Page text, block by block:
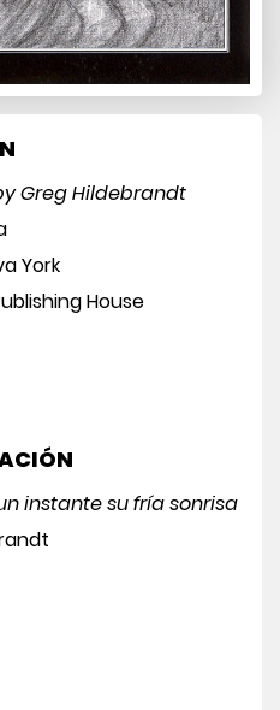
Greg Hildebrandt
York
House
instante su fría sonrisa